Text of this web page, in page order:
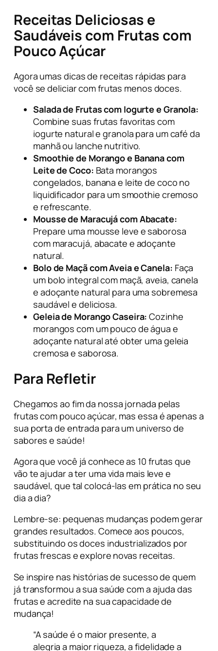
Receitas Deliciosas e
Saudáveis com Frutas com
Pouco Açúcar
Agora umas dicas de receitas rápidas para
você se deliciar com frutas menos doces.
Salada de Frutas com Iogurte e Granola:
Combine suas frutas favoritas com
iogurte natural e granola para um café da
manhã ou lanche nutritivo.
Smoothie de Morango e Banana com
Leite de Coco: Bata morangos
congelados, banana e leite de coco no
liquidificador para um smoothie cremoso
e refrescante.
Mousse de Maracujá com Abacate:
Prepare uma mousse leve e saborosa
com maracujá, abacate e adoçante
natural.
Bolo de Maçã com Aveia e Canela: Faça
um bolo integral com maçã, aveia, canela
e adoçante natural para uma sobremesa
saudável e deliciosa.
Geleia de Morango Caseira: Cozinhe
morangos com um pouco de água e
adoçante natural até obter uma geleia
cremosa e saborosa.
Para Refletir
Chegamos ao fim da nossa jornada pelas
frutas com pouco açúcar, mas essa é apenas a
sua porta de entrada para um universo de
sabores e saúde!
Agora que você já conhece as 10 frutas que
vão te ajudar a ter uma vida mais leve e
saudável, que tal colocá-las em prática no seu
dia a dia?
Lembre-se: pequenas mudanças podem gerar
grandes resultados. Comece aos poucos,
substituindo os doces industrializados por
frutas frescas e explore novas receitas.
Se inspire nas histórias de sucesso de quem
já transformou a sua saúde com a ajuda das
frutas e acredite na sua capacidade de
mudança!
“A saúde é o maior presente, a
alegria a maior riqueza, a fidelidade a